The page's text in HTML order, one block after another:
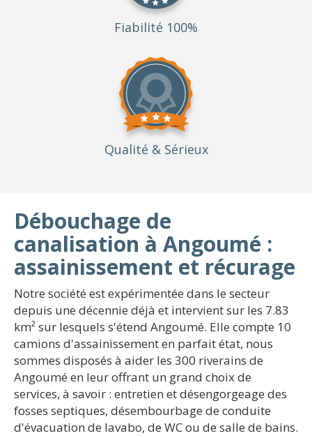
Fiabilité 100%
Qualité & Sérieux
Débouchage de
canalisation à Angoumé :
assainissement et récurage
Notre société est expérimentée dans le secteur
depuis une décennie déjà et intervient sur les 7.83
km² sur lesquels s'étend Angoumé. Elle compte 10
camions d'assainissement en parfait état, nous
sommes disposés à aider les 300 riverains de
Angoumé en leur offrant un grand choix de
services, à savoir : entretien et désengorgeage des
fosses septiques, désembourbage de conduite
d'évacuation de lavabo, de WC ou de salle de bains.